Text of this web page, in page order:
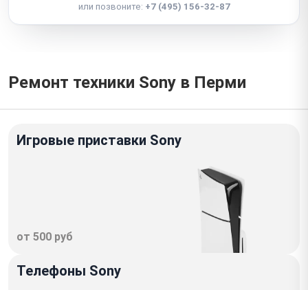
или позвоните: +7 (495) 156-32-87
Ремонт техники Sony в Перми
Игровые приставки Sony
от 500 руб
Телефоны Sony